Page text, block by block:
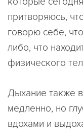
притворяюсь,
говорю себе,
либо, что
физического
Дыхание также
медленно, но
вдохами и